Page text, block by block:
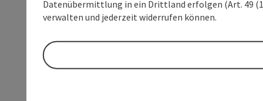
Datenübermittlung in ein Drittland erfolgen (Art. 49
verwalten und jederzeit widerrufen können.